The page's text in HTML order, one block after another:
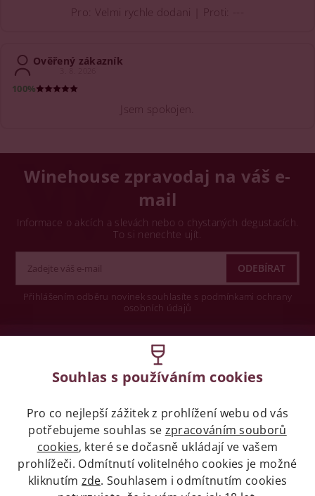
Pro: Velmi rychle dodani | Proti: ---
Ověřený zákazník
100%
Jsem spokojen.
Winehouse zpravodaj na váš e-
mail
Informace o akcích a slevách nebo o chystaných degustacích.
To si nenechte ujít.
Přihlášením odběru novinek souhlasíte s podmínkami ochrany
osobních údajů
Legislativa
Zákaz prodeje alkoholických nápojů osobám
mladších 18 let.
Naše služby
Souhlas s používáním cookies
Pro co nejlepší zážitek z prohlížení webu od vás
potřebujeme souhlas se zpracováním souborů
cookies, které se dočasně ukládají ve vašem
prohlížeči. Odmítnutí volitelného cookies je možné
kliknutím zde. Souhlasem i odmítnutím cookies